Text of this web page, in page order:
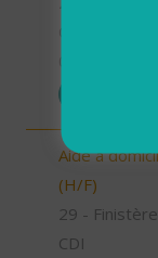
Aide à
(H/F)
29 - Finistère
CDI